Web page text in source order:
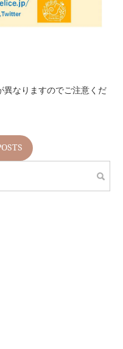
異なりますのでご注意くだ